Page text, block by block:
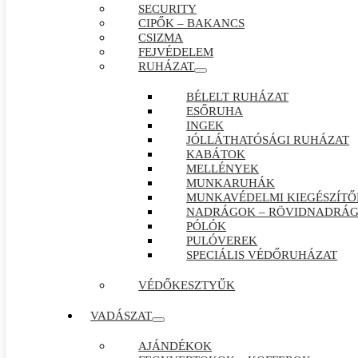
SECURITY
CIPŐK – BAKANCS
CSIZMA
FEJVÉDELEM
RUHÁZAT
BÉLELT RUHÁZAT
ESŐRUHA
INGEK
JÓLLÁTHATÓSÁGI RUHÁZAT
KABÁTOK
MELLÉNYEK
MUNKARUHÁK
MUNKAVÉDELMI
NADRÁGOK –
PÓLÓK
PULÓVEREK
SPECIÁLIS VÉDŐRUHÁZAT
VÉDŐKESZTYŰK
VADÁSZAT
AJÁNDÉKOK